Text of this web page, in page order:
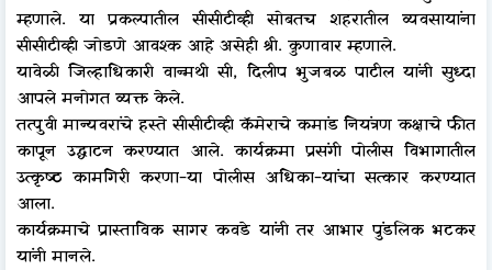
म्हणाले. या प्रकल्पातील सीसीटीव्ही सोबतच शहरातील व्यवसायांना
सीसीटीव्ही जोडणे आवश्क आहे असेही श्री. कुणावार म्हणाले.
यावेळी जिल्हाधिकारी वान्मथी सी, दिलीप भुजबळ पाटील यांनी सुध्दा
आपले मनोगत व्यक्त केले.
तत्पुवी मान्यवरांचे हस्ते सीसीटीव्ही कॅमेराचे कमांड नियंत्रण कक्षाचे फीत
कापून उद्घाटन करण्यात आले. कार्यक्रमा प्रसंगी पोलीस विभागातील
उत्कृष्ठ कामगिरी करणा-या पोलीस अधिका-यांचा सत्कार करण्यात
आला.
कार्यक्रमाचे प्रास्ताविक सागर कवडे यांनी तर आभार पुंडलिक भटकर
यांनी मानले.